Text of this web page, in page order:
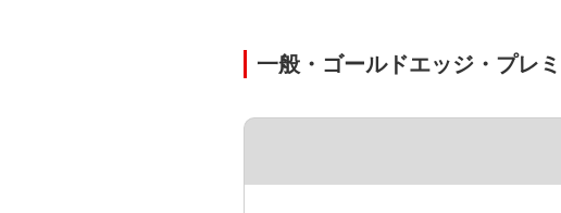
一般・ゴールドエッジ・プレ